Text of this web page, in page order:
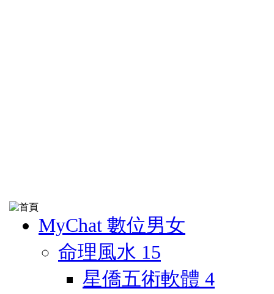
MyChat 數位男女
命理風水 15
星僑五術軟體 4